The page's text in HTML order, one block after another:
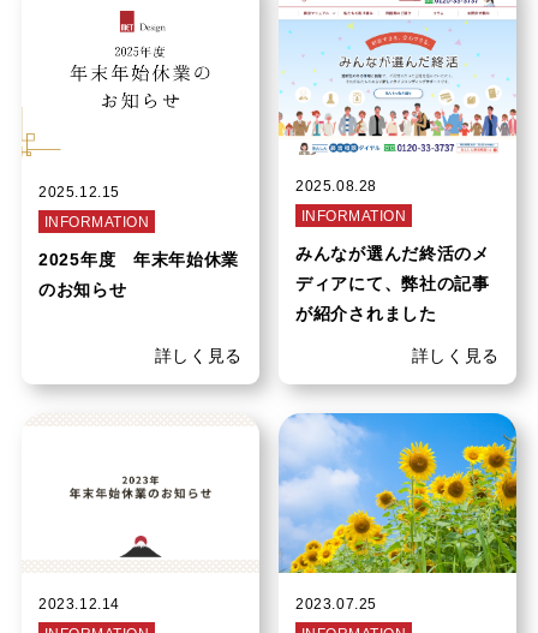
2025.12.15
INFORMATION
2025年度 年末年始休業
のお知らせ
詳しく見る
2025.08.28
INFORMATION
みんなが選んだ終活のメ
ディアにて、弊社の記事
が紹介されました
詳しく見る
2023.12.14
2023.07.25